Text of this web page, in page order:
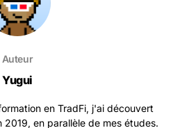
Auteur
Yugui
en TradFi, j'ai découvert
en parallèle de mes études.